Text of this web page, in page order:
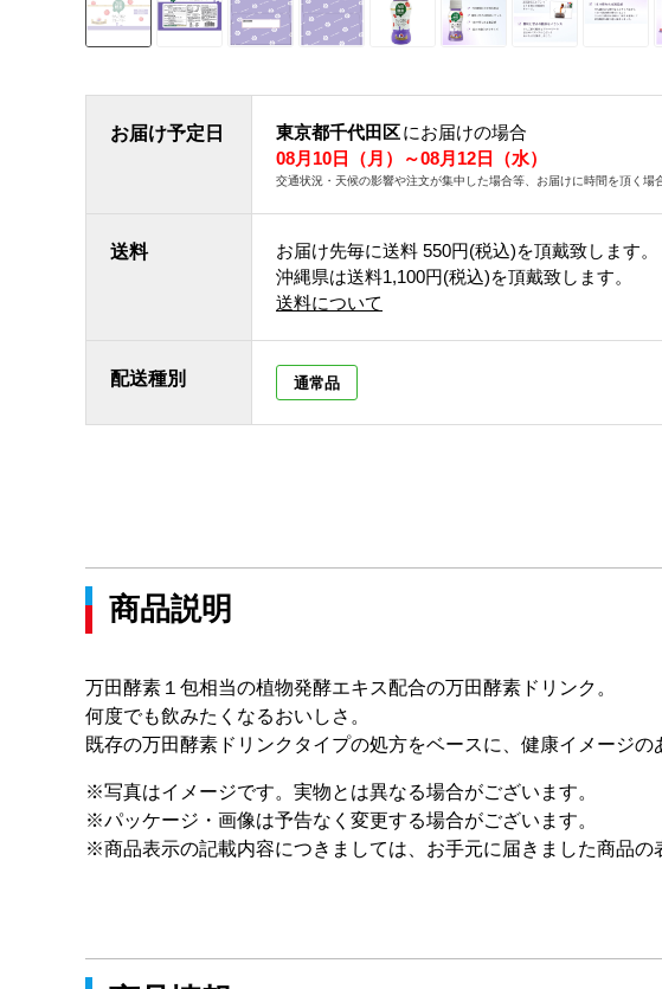
お届け予定日 東京都千代田区にお届けの場合
08月10日（月）～08月12日（水）
交通状況・天候の影響や注文が集中した場合等、お届けに時間を頂く場
送料 お届け先毎に送料 550円(税込)を頂戴致します。
沖縄県は送料1,100円(税込)を頂戴致します。
送料について
配送種別 通常品
商品説明
万田酵素１包相当の植物発酵エキス配合の万田酵素ドリンク。
何度でも飲みたくなるおいしさ。
既存の万田酵素ドリンクタイプの処方をベースに、健康イメージの
※写真はイメージです。実物とは異なる場合がございます。
※パッケージ・画像は予告なく変更する場合がございます。
※商品表示の記載内容につきましては、お手元に届きました商品の